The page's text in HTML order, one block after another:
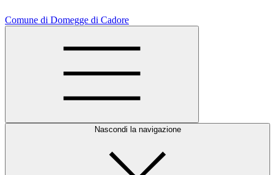
Comune di Domegge di Cadore
Nascondi la navigazione